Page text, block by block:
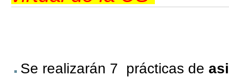
Se realizarán 7 prácticas de